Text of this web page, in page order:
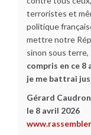
terroristes et
politique
mettre notre
sinon sous terre,
compris en ce 8
je me battrai
Gérard Caudron
le 8 avril 2026